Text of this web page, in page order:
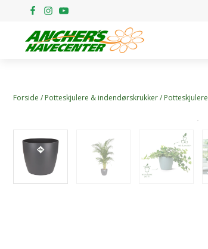
Forside / Potteskjulere & indendørskrukker/ Potteskjulere